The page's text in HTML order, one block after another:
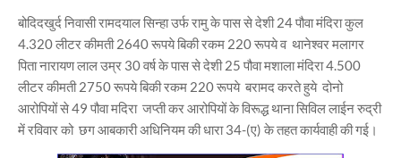
बोदिदखुर्द निवासी रामदयाल सिन्हा उर्फ रामु के पास से देशी 24 पौवा मंदिरा कुल
4.320 लीटर कीमती 2640 रूपये बिकी रकम 220 रूपये व थानेश्वर मलागर
पिता नारायण लाल उम्र 30 वर्ष के पास से देशी 25 पौवा मशाला मंदिरा 4.500
लीटर कीमती 2750 रूपये बिकी रकम 220 रूपये बरामद करते हुये दोनो
आरोपियों से 49 पौवा मदिरा जप्ती कर आरोपियों के विरूद्ध थाना सिविल लाईन रुद्री
में रविवार को छग आबकारी अधिनियम की धारा 34-(ए) के तहत कार्यवाही की गई।